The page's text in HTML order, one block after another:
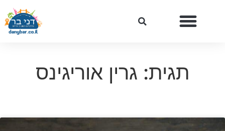
תגית: גרין אוריגינס